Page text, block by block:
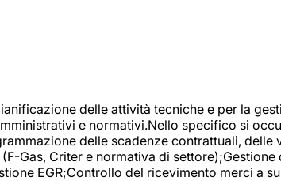
delle attività tecniche e per la
e normativi.Nello specifico si
delle scadenze contrattuali,
Gas, Criter e normativa di
EGR;Controllo del ricevimento merci a